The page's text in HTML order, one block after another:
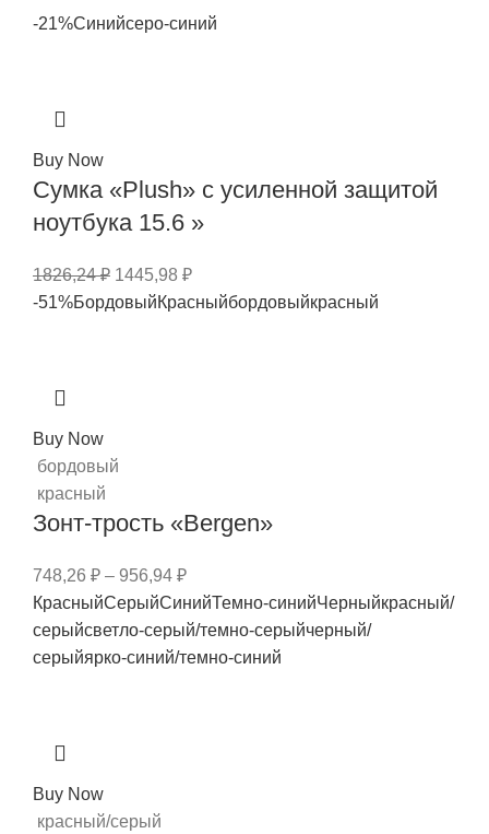
-21%Синийсеро-синий
Buy Now
Сумка «Plush» c усиленной защитой
ноутбука 15.6 »
1826,24₽ 1445,98 ₽
-51%БордовыйКрасныйбордовыйкрасный
Buy Now
бордовый
красный
Зонт-трость «Bergen»
748,26 ₽ – 956,94 ₽
КрасныйСерыйСинийТемно-синийЧерныйкрасный/
серыйсветло-серый/темно-серыйчерный/
серыйярко-синий/темно-синий
Buy Now
красный/серый